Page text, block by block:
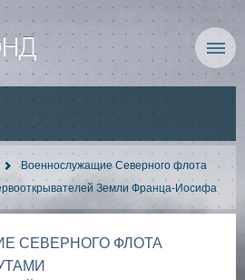
Военнослужащие Северного флота
Земли Франца-Иосифа
СЕВЕРНОГО ФЛОТА